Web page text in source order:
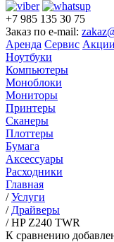
+7 985 135 30 75
Заказ по e-mail:
Аренда Сервис
Ноутбуки
Компьютеры
Моноблоки
Мониторы
Принтеры
Сканеры
Плоттеры
Бумага
Аксессуары
Расходники
Главная
/Услуги
/ Драйверы
/HP Z240 TWR
К сравнению